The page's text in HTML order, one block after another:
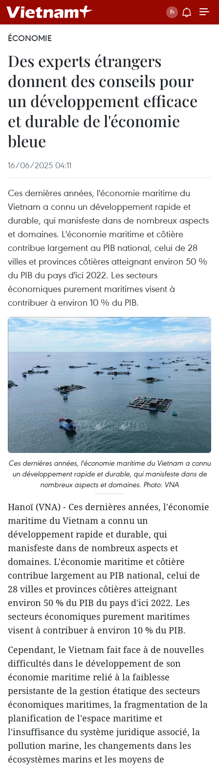
ÉCONOMIE
Des experts étrangers
donnent des conseils pour
un développement efficace
et durable de l'économie
bleue
16/06/2025 04:11
Ces dernières années, l'économie maritime du
Vietnam a connu un développement rapide et
durable, qui manisfeste dans de nombreux aspects
et domaines. L'économie maritime et côtière
contribue largement au PIB national, celui de 28
villes et provinces côtières atteignant environ 50 %
du PIB du pays d'ici 2022. Les secteurs
économiques purement maritimes visent à
contribuer à environ 10 % du PIB.
Ces dernières années, l'économie maritime du Vietnam a connu
un développement rapide et durable, qui manisfeste dans de
nombreux aspects et domaines. Photo: VNA
Hanoï (VNA) - Ces dernières années, l'économie
maritime du Vietnam a connu un
développement rapide et durable, qui
manisfeste dans de nombreux aspects et
domaines. L'économie maritime et côtière
contribue largement au PIB national, celui de
28 villes et provinces côtières atteignant
environ 50 % du PIB du pays d'ici 2022. Les
secteurs économiques purement maritimes
visent à contribuer à environ 10 % du PIB.
Cependant, le Vietnam fait face à de nouvelles
difficultés dans le développement de son
économie maritime relié à la faiblesse
persistante de la gestion étatique des secteurs
économiques maritimes, la fragmentation de la
planification de l'espace maritime et
l'insuffisance du système juridique associé, la
pollution marine, les changements dans les
écosystèmes marins et les moyens de